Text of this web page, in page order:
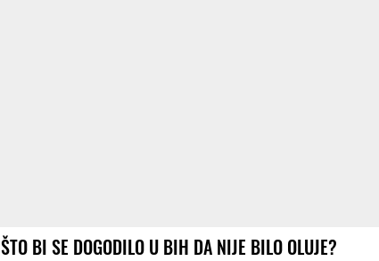
ŠTO BI SE DOGODILO U BIH DA NIJE BILO OLUJE?